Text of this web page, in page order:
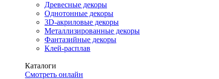
Древесные декоры
Однотонные декоры
3D-акриловые декоры
Металлизированные декоры
Фантазийные декоры
Клей-расплав
Каталоги
Смотреть онлайн